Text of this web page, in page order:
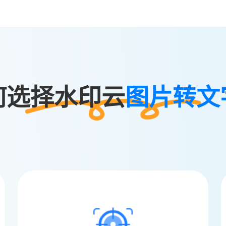
择水印云图片转